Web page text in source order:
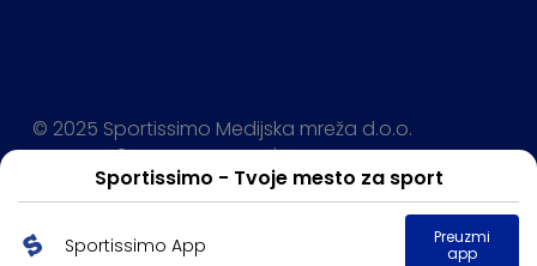
Sportissimo - Tvoje mesto za sport
Sportissimo App
Preuzmi
app
© 2025 Sportissimo Medijska mreža d.o.o.
Sva prava rezervisana.
Powered by: